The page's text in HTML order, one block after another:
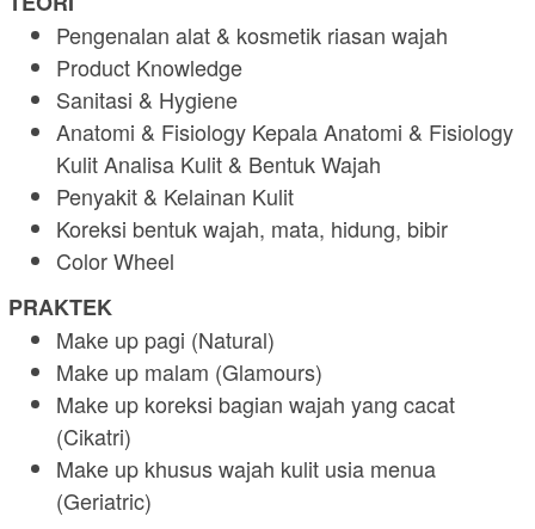
Pengenalan alat & kosmetik riasan wajah
Product Knowledge
Sanitasi & Hygiene
Anatomi & Fisiology Kepala Anatomi & Fisiology
Kulit Analisa Kulit & Bentuk Wajah
Penyakit & Kelainan Kulit
Koreksi bentuk wajah, mata, hidung, bibir
Color Wheel
PRAKTEK
Make up pagi (Natural)
Make up malam (Glamours)
Make up koreksi bagian wajah yang cacat
(Cikatri)
Make up khusus wajah kulit usia menua
(Geriatric)